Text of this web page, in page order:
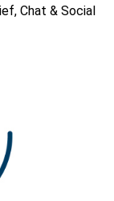
Chat & Social